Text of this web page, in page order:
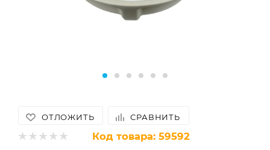
ОТЛОЖИТЬ СРАВНИТЬ
Код товара: 59592